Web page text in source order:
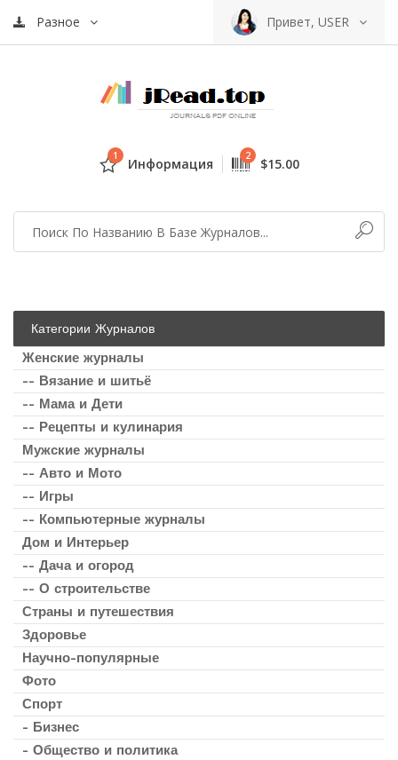
Разное Привет, USER
1 Информация 2 $15.00
Категории Журналов
Женские журналы
-- Вязание и шитьё
-- Мама и Дети
-- Рецепты и кулинария
Мужские журналы
-- Авто и Мото
-- Игры
-- Компьютерные журналы
Дом и Интерьер
-- Дача и огород
-- О строительстве
Страны и путешествия
Здоровье
Научно-популярные
Фото
Спорт
- Бизнес
- Общество и политика